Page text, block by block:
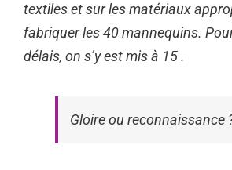
textiles et sur les matériaux
fabriquer les 40 mannequins.
délais, on s’y est mis à 15 .
Gloire ou reconnaissance